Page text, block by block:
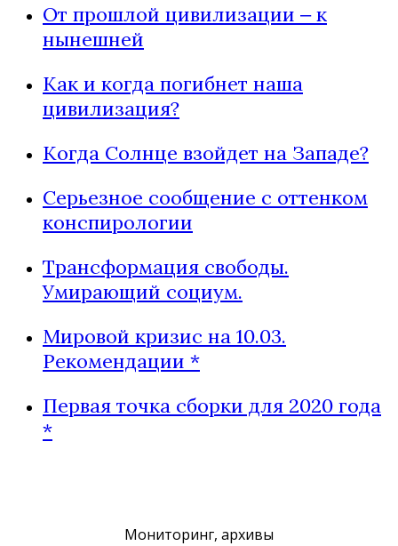
От прошлой цивилизации ‒ к
нынешней
Как и когда погибнет наша
цивилизация?
Когда Солнце взойдет на Западе?
Серьезное сообщение с оттенком
конспирологии
Трансформация свободы.
Умирающий социум.
Мировой кризис на 10.03.
Рекомендации *
Первая точка сборки для 2020 года
*
Мониторинг, архивы